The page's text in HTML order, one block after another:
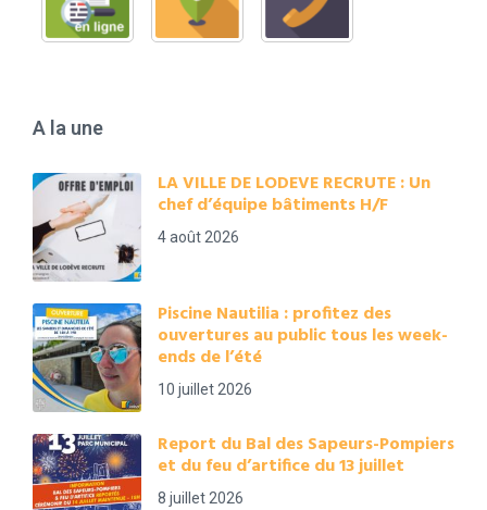
A la une
LA VILLE DE LODEVE RECRUTE : Un
chef d’équipe bâtiments H/F
4 août 2026
Piscine Nautilia : profitez des
ouvertures au public tous les week-
ends de l’été
10 juillet 2026
Report du Bal des Sapeurs-Pompiers
et du feu d’artifice du 13 juillet
8 juillet 2026